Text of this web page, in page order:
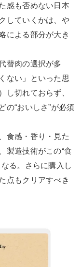
感も否めない日本
していくかは、や
による部分が大き
替肉の選択が多
ない」といった思
し切れておらず、
の“おいしさ”が必須
食感・香り・見た
製造技術がこの“食
る。さらに購入し
点もクリアすべき